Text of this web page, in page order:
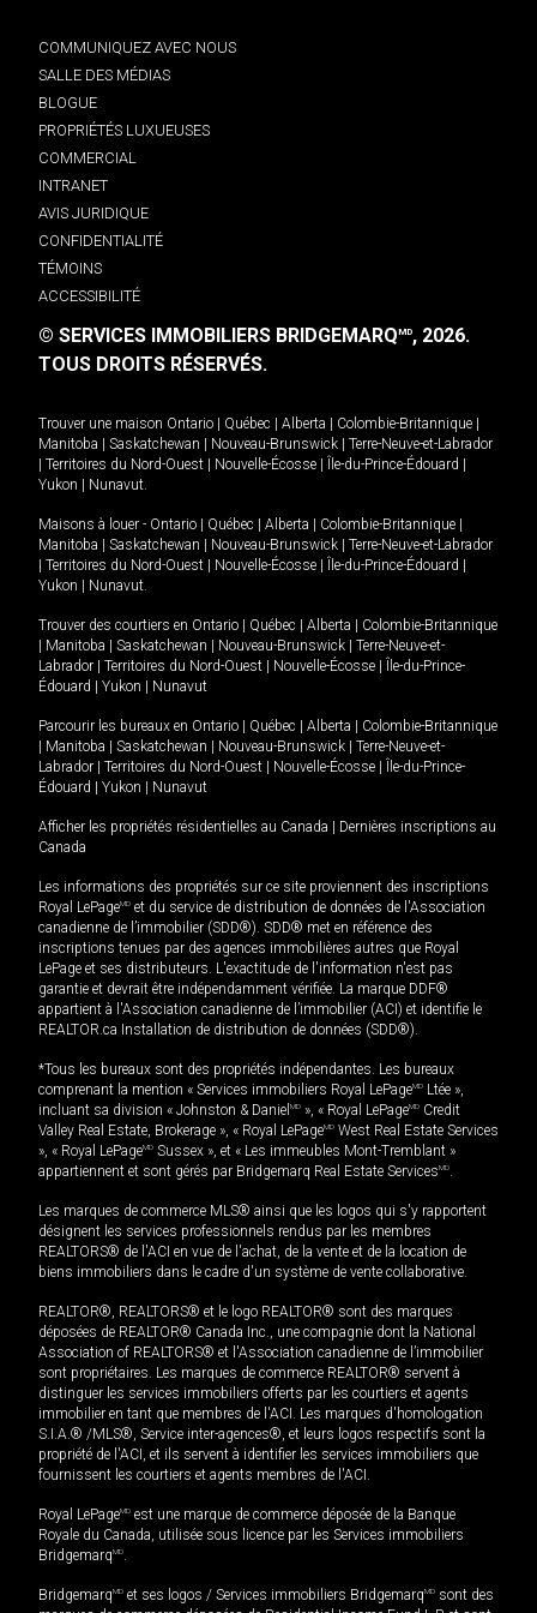
COMMUNIQUEZ AVEC NOUS
SALLE DES MÉDIAS
BLOGUE
PROPRIÉTÉS LUXUEUSES
COMMERCIAL
INTRANET
AVIS JURIDIQUE
CONFIDENTIALITÉ
TÉMOINS
ACCESSIBILITÉ
© SERVICES IMMOBILIERS BRIDGEMARQMD, 2026.
TOUS DROITS RÉSERVÉS.
Trouver une maison Ontario Québec Alberta Colombie-Britannique
Manitoba
Saskatchewan Nouveau-Brunswick
Terre-Neuve-et-Labrador
Territoires du Nord-Ouest Nouvelle-Écosse Île-du-Prince-Édouard
Yukon
Nunavut.
Maisons à louer - Ontario Québec Alberta Colombie-Britannique
Manitoba
Saskatchewan Nouveau-Brunswick
Terre-Neuve-et-Labrador
Territoires du Nord-Ouest Nouvelle-Écosse Île-du-Prince-Édouard
Yukon
Nunavut.
Trouver des courtiers en Ontario Québec Alberta
Colombie-Britannique
Manitoba Saskatchewan Nouveau-Brunswick
Terre-Neuve-et-
Labrador
Territoires du Nord-Ouest Nouvelle-Écosse
Île-du-Prince-
Édouard
Yukon Nunavut
Parcourir les bureaux en Ontario Québec Alberta
Colombie-Britannique
Manitoba Saskatchewan Nouveau-Brunswick
Terre-Neuve-et-
Labrador
Territoires du Nord-Ouest Nouvelle-Écosse
Île-du-Prince-
Édouard
Yukon Nunavut
Afficher les propriétés résidentielles au Canada
Dernières inscriptions au
Canada
Les informations des propriétés sur ce site proviennent des inscriptions
Royal LePageMD et du service de distribution de données de l'Association
canadienne de l’immobilier (SDD®). SDD® met en référence des
inscriptions tenues par des agences immobilières autres que Royal
LePage et ses distributeurs. L'exactitude de l'information n'est pas
garantie et devrait être indépendamment vérifiée. La marque DDF®
appartient à l'Association canadienne de l’immobilier (ACI) et identifie le
REALTOR.ca Installation de distribution de données (SDD®).
*Tous les bureaux sont des propriétés indépendantes. Les bureaux
comprenant la mention « Services immobiliers Royal LePageMD Ltée »,
incluant sa division « Johnston & Daniel MD », « Royal LePageMD Credit
Valley Real Estate, Brokerage », « Royal LePageMD West Real Estate Services
», « Royal LePageMD Sussex », et « Les immeubles Mont-Tremblant »
appartiennent et sont gérés par Bridgemarq Real Estate ServicesMD.
Les marques de commerce MLS® ainsi que les logos qui s'y rapportent
désignent les services professionnels rendus par les membres
REALTORS® de l'ACI en vue de l'achat, de la vente et de la location de
biens immobiliers dans le cadre d'un système de vente collaborative.
REALTOR®, REALTORS® et le logo REALTOR® sont des marques
déposées de REALTOR® Canada Inc., une compagnie dont la National
Association of REALTORS® et l'Association canadienne de l’immobilier
sont propriétaires. Les marques de commerce REALTOR® servent à
distinguer les services immobiliers offerts par les courtiers et agents
immobilier en tant que membres de l'ACI. Les marques d'homologation
S.I.A.® /MLS®, Service inter-agences®, et leurs logos respectifs sont la
propriété de l'ACI, et ils servent à identifier les services immobiliers que
fournissent les courtiers et agents membres de l'ACI.
Royal LePageMD est une marque de commerce déposée de la Banque
Royale du Canada, utilisée sous licence par les Services immobiliers
BridgemarqMD.
BridgemarqMD et ses logos / Services immobiliers BridgemarqMD sont des